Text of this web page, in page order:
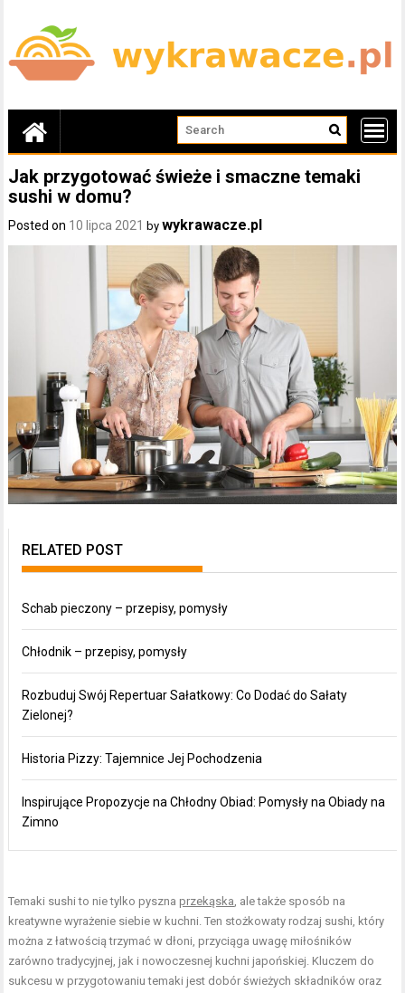
content
Jak przygotować świeże i smaczne temaki
sushi w domu?
Posted on 10 lipca 2021 bywykrawacze.pl
RELATED POST
Schab pieczony – przepisy, pomysły
Chłodnik – przepisy, pomysły
Rozbuduj Swój Repertuar Sałatkowy: Co Dodać do Sałaty
Zielonej?
Historia Pizzy: Tajemnice Jej Pochodzenia
Inspirujące Propozycje na Chłodny Obiad: Pomysły na Obiady na
Zimno
Temaki sushi to nie tylko pyszna przekąska, ale także sposób na
kreatywne wyrażenie siebie w kuchni. Ten stożkowaty rodzaj sushi, który
można z łatwością trzymać w dłoni, przyciąga uwagę miłośników
zarówno tradycyjnej, jak i nowoczesnej kuchni japońskiej. Kluczem do
sukcesu w przygotowaniu temaki jest dobór świeżych składników oraz